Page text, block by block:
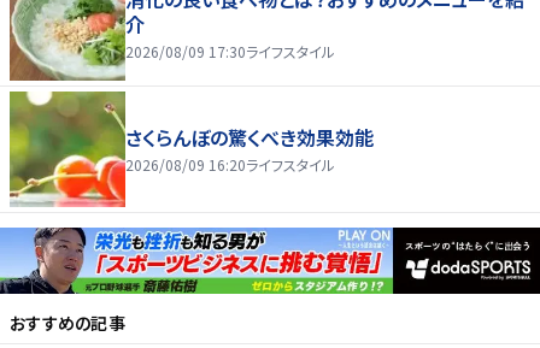
介
2026/08/09 17:30ライフスタイル
さくらんぼの驚くべき効果効能
2026/08/09 16:20ライフスタイル
おすすめの記事